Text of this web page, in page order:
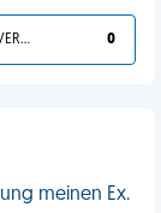
DU HAST ES VERDIENT 0
meinen Ex.